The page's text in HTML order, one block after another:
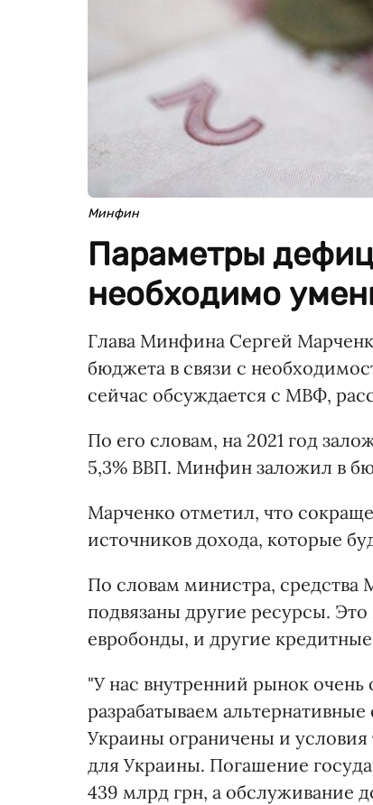
Минфин
Параметры
необходимо
Глава Минфина Сергей
бюджета в связи с
сейчас обсуждается с МВФ,
По его словам, на 2021 год
5,3% ВВП. Минфин заложил в
Марченко отметил, что
источников дохода, которые
По словам министра,
подвязаны другие ресурсы.
евробонды, и другие
"У нас внутренний рынок очень
разрабатываем
Украины ограничены и условия
для Украины. Погашение
439 млрд грн, а обслуживание